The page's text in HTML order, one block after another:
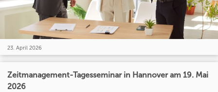
23. April 2026
Zeitmanagement-Tagesseminar in Hannover am 19. Mai
2026